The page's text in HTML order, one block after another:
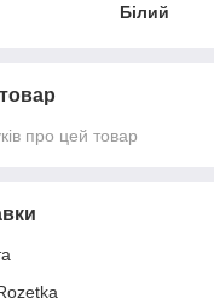
Білий
про цей товар